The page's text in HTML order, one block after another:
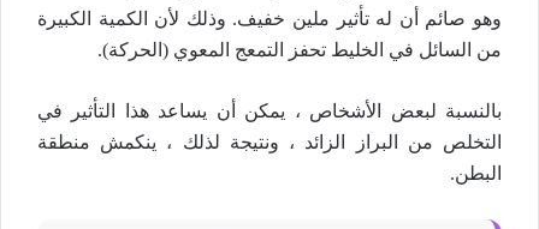
وهو صائم أن له تأثير ملين خفيف. وذلك لأن الكمية الكبيرة
من السائل في الخليط تحفز التمعج المعوي (الحركة).
بالنسبة لبعض الأشخاص ، يمكن أن يساعد هذا التأثير في
التخلص من البراز الزائد ، ونتيجة لذلك ، ينكمش منطقة
البطن.